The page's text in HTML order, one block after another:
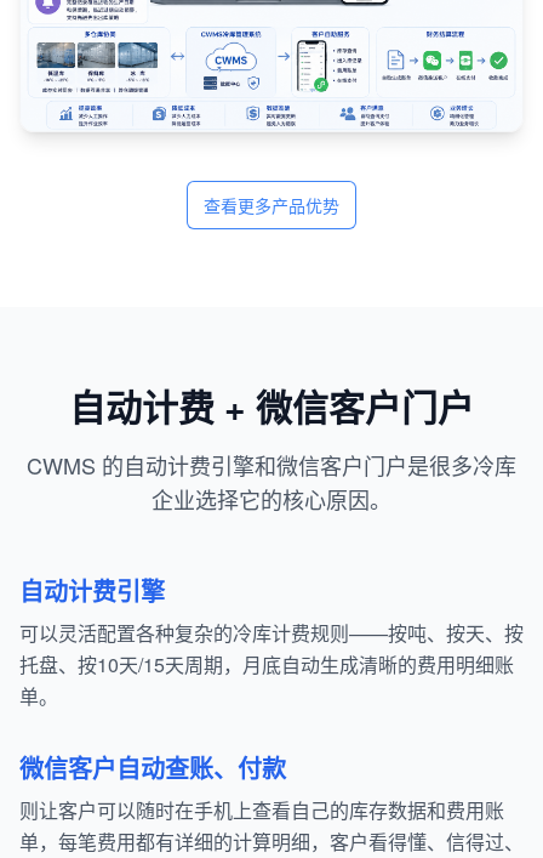
查看更多产品优势
自动计费 + 微信客户门户
CWMS 的自动计费引擎和微信客户门户是很多冷库
企业选择它的核心原因。
自动计费引擎
可以灵活配置各种复杂的冷库计费规则——按吨、按天、按
托盘、按10天/15天周期，月底自动生成清晰的费用明细账
单。
微信客户自动查账、付款
则让客户可以随时在手机上查看自己的库存数据和费用账
单，每笔费用都有详细的计算明细，客户看得懂、信得过、